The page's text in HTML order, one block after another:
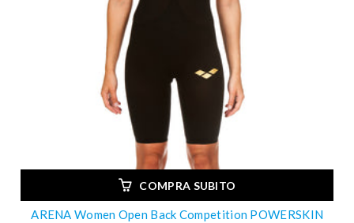
COMPRA SUBITO
ARENA Women Open Back Competition POWERSKIN